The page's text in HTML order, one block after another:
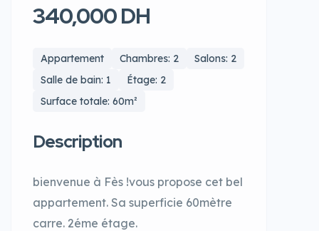
340,000 DH
Appartement Chambres: 2
Salons: 2
Salle de bain: 1
Étage: 2
Surface totale: 60m²
Description
bienvenue à Fès !vous propose cet bel
appartement. Sa superficie 60mètre
carre. 2éme étage.